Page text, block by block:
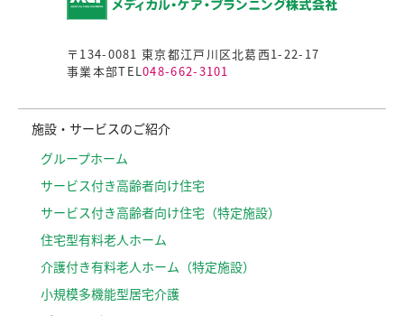
〒134-0081 東京都江戸川区北葛西1-22-17
事業本部TEL048-662-3101
施設・サービスのご紹介
グループホーム
サービス付き高齢者向け住宅
サービス付き高齢者向け住宅（特定施設）
住宅型有料老人ホーム
介護付き有料老人ホーム（特定施設）
小規模多機能型居宅介護